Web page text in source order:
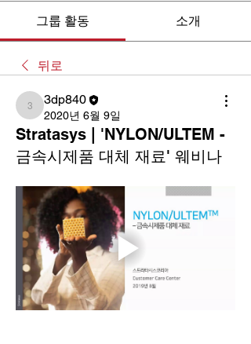
그룹 활동 소개
뒤로
3dp840
3dp840
2020년 6월 9일
Stratasys | 'NYLON/ULTEM -
금속시제품 대체 재료' 웨비나